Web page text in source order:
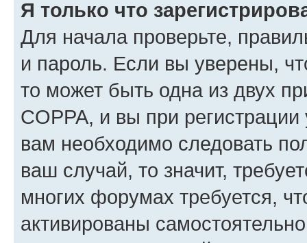
Я только что
Для начала проверьте,
и пароль. Если вы уверены,
то может быть одна из двух
COPPA, и вы при
вам необходимо следовать
ваш случай, то значит,
многих форумах требуется,
активированы